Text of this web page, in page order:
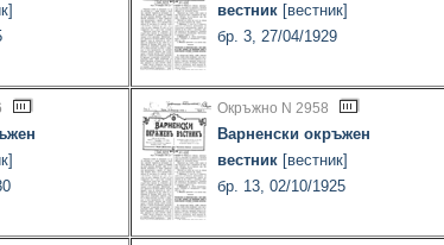
вестник [вестник]
бр. 3, 27/04/1929
Окръжно N 2958
Варненски окръжен
вестник [вестник]
бр. 13, 02/10/1925